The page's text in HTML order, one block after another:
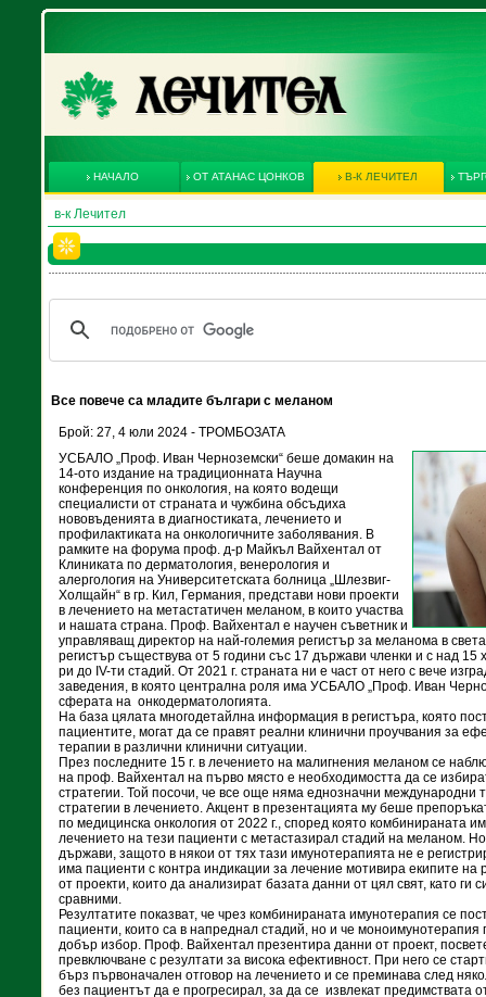
НАЧАЛО ОТ АТАНАС ЦОНКОВ В-К ЛЕЧИТЕЛ
в-к Лечител
Все повече са младите българи с меланом
Брой: 27, 4 юли 2024 - ТРОМБОЗАТА
УСБАЛО „Проф. Иван Черноземски“ беше домакин на
14-ото издание на традиционната Научна
конференция по онкология, на която водещи
специалисти от страната и чужбина обсъдиха
нововъденията в диагностиката, лечението и
профилактиката на онкологичните заболявания. В
рамките на форума проф. д-р Майкъл Вайхентал от
Клиниката по дерматология, венерология и
алергология на Университетската болница „Шлезвиг-
Холщайн“ в гр. Кил, Германия, представи нови проекти
в лечението на метастатичен меланом, в които участва
и нашата страна. Проф. Вайхентал е научен съветник и
управляващ директор на най-големия регистър за меланома в
регистър съществува от 5 години със 17 държави членки и с над 15
ри до IV-ти стадий. От 2021 г. страната ни е част от него с вече
заведения, в която централна роля има УСБАЛО „Проф. Иван
сферата на онкодерматологията.
На база цялата многодетайлна информация в регистъра, която
пациентите, могат да се правят реални клинични проучвания за
терапии в различни клинични ситуации.
През последните 15 г. в лечението на малигнения меланом се
на проф. Вайхентал на първо място е необходимостта да се
стратегии. Той посочи, че все още няма еднозначни международни
стратегии в лечението. Акцент в презентацията му беше
по медицинска онкология от 2022 г., според която комбинираната
лечението на тези пациенти с метастазирал стадий на меланом.
държави, защото в някои от тях тази имунотерапията не е
има пациенти с контра индикации за лечение мотивира екипите на
от проекти, които да анализират базата данни от цял свят, като ги
сравними.
Резултатите показват, че чрез комбинираната имунотерапия се
пациенти, които са в напреднал стадий, но и че
добър избор. Проф. Вайхентал презентира данни от проект,
превключване с резултати за висока ефективност. При него се
бърз първоначален отговор на лечението и се преминава след
без пациентът да е прогресирал, за да се извлекат предимствата